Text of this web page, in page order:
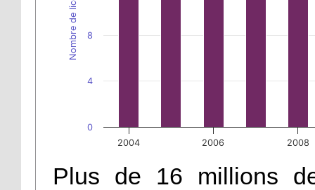
Plus de 16 millions